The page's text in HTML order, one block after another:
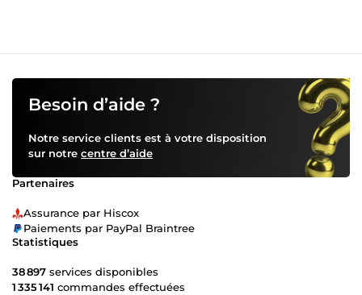
Besoin d’aide ?
Notre service clients est à votre disposition
sur notre centre d’aide
Partenaires
Assurance par Hiscox
Paiements par PayPal Braintree
Statistiques
38 897 services disponibles
1 335 141 commandes effectuées